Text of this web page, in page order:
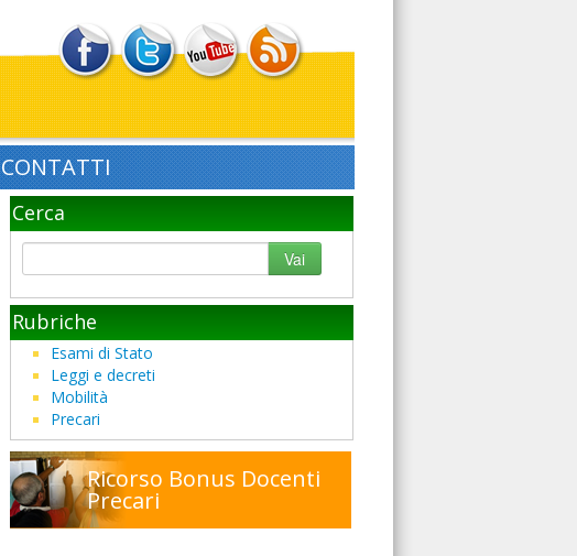
CONTATTI
Cerca
Vai
Rubriche
Esami di Stato
Leggi e decreti
Mobilità
Precari
Ricorso Bonus Docenti
Precari